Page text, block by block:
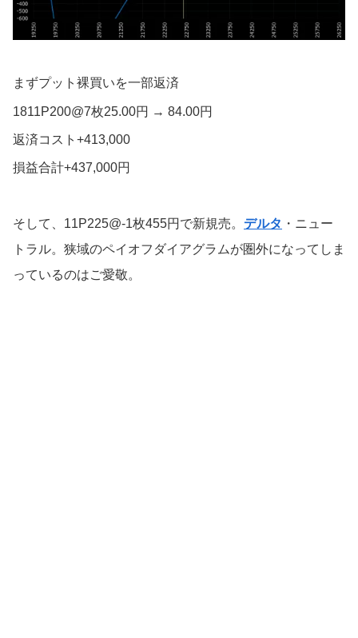
まずプット裸買いを一部返済
1811P200@7枚25.00円 → 84.00円
返済コスト+413,000
損益合計+437,000円
そして、11P225@-1枚455円で新規売。 デルタ ・ニュー
トラル。狭域のペイオフダイアグラムが圏外になってしま
っているのはご愛敬。